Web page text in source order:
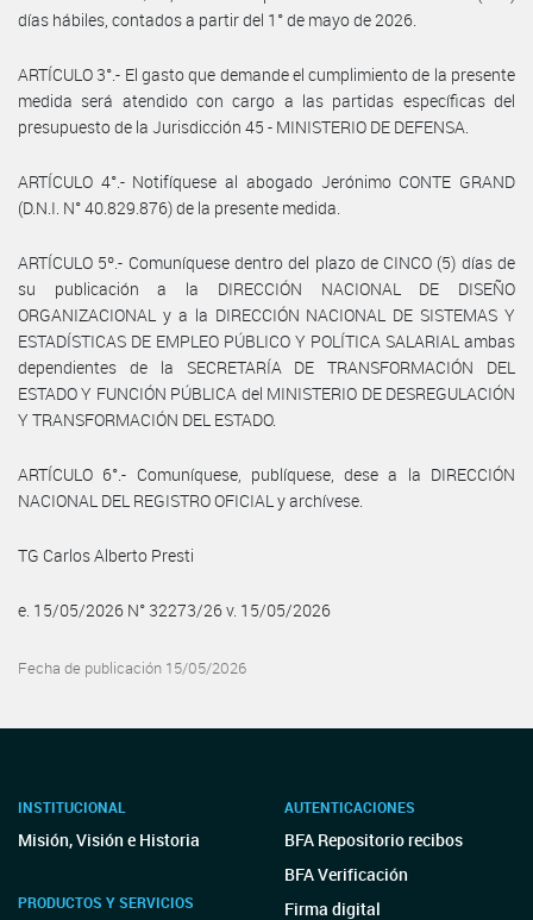
días hábiles, contados a partir del 1° de mayo de 2026.
ARTÍCULO 3°.- El gasto que demande el cumplimiento de la presente
medida será atendido con cargo a las partidas específicas del
presupuesto de la Jurisdicción 45 - MINISTERIO DE DEFENSA.
ARTÍCULO 4°.- Notifíquese al abogado Jerónimo CONTE GRAND
(D.N.I. N° 40.829.876) de la presente medida.
ARTÍCULO 5º.- Comuníquese dentro del plazo de CINCO (5) días de
su publicación a la DIRECCIÓN NACIONAL DE DISEÑO
ORGANIZACIONAL y a la DIRECCIÓN NACIONAL DE SISTEMAS Y
ESTADÍSTICAS DE EMPLEO PÚBLICO Y POLÍTICA SALARIAL ambas
dependientes de la SECRETARÍA DE TRANSFORMACIÓN DEL
ESTADO Y FUNCIÓN PÚBLICA del MINISTERIO DE DESREGULACIÓN
Y TRANSFORMACIÓN DEL ESTADO.
ARTÍCULO 6°.- Comuníquese, publíquese, dese a la DIRECCIÓN
NACIONAL DEL REGISTRO OFICIAL y archívese.
TG Carlos Alberto Presti
e. 15/05/2026 N° 32273/26 v. 15/05/2026
Fecha de publicación 15/05/2026
INSTITUCIONAL
Misión, Visión e Historia
PRODUCTOS Y SERVICIOS
AUTENTICACIONES
BFA Repositorio recibos
BFA Verificación
Firma digital